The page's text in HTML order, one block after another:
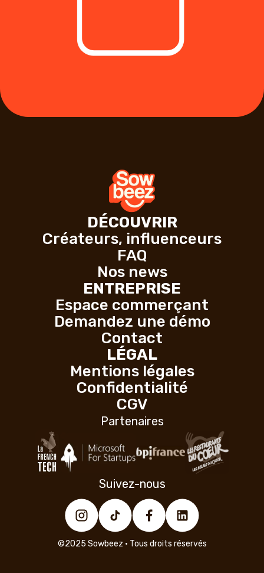
DÉCOUVRIR
Créateurs, influenceurs
FAQ
Nos news
ENTREPRISE
Espace commerçant
Demandez une démo
Contact
LÉGAL
Mentions légales
Confidentialité
CGV
Partenaires
Suivez-nous
©2025 Sowbeez • Tous droits réservés